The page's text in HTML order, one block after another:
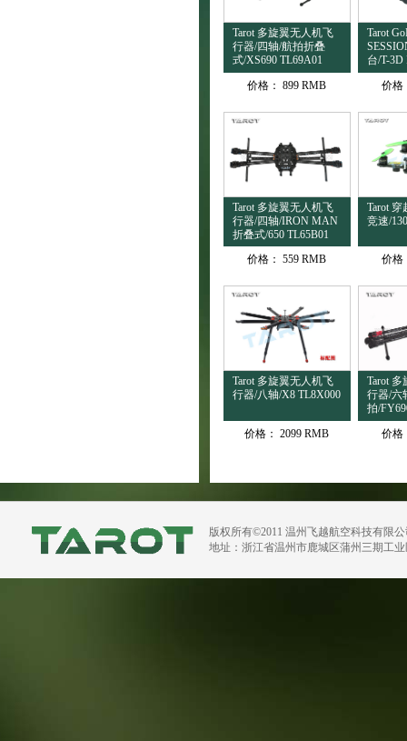
Tarot 多旋翼无人机飞
行器/四轴/航拍折叠
式/XS690 TL69A01
价格： 899 RMB
Tarot
台/T-3D
价格
Tarot 多旋翼无人机飞
行器/四轴/IRON MAN
折叠式/650 TL65B01
价格： 559 RMB
Tarot
竞速/
价格
Tarot 多旋翼无人机飞
行器/八轴/X8 TL8X000
价格： 2099 RMB
Tarot
行器/六
拍/
价格
版权所有©2011 温州飞越航空科技有限
地址：浙江省温州市鹿城区蒲州三期工业